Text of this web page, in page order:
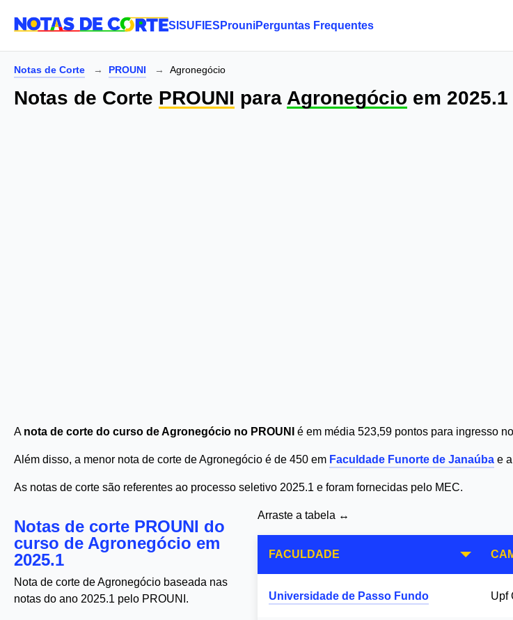
SISU FIES ProuniPerguntas Frequentes
Notas de Corte PROUNI Agronegócio
Notas de Corte PROUNI para Agronegócio em 2025.1
A nota de corte do curso de Agronegócio no PROUNI é em média 523,59 pontos para ingresso
Além disso, a menor nota de corte de Agronegócio é de 450 em Faculdade Funorte de Janaúba e
As notas de corte são referentes ao processo seletivo 2025.1 e foram fornecidas pelo MEC.
Notas de corte PROUNI do
curso de Agronegócio em
2025.1
Nota de corte de Agronegócio baseada nas
notas do ano 2025.1 pelo PROUNI.
Arraste a tabela ↔
FACULDADE
Universidade de Passo Fundo Upf